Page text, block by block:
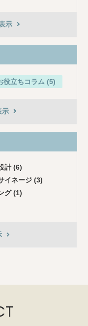
示
役立ちコラム (5)
示
計 (6)
イネージ (3)
グ (1)